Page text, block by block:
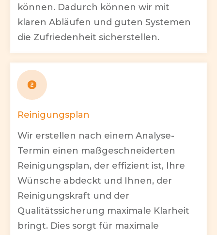
können. Dadurch können wir mit
klaren Abläufen und guten Systemen
die Zufriedenheit sicherstellen.
Reinigungsplan
Wir erstellen nach einem Analyse-
Termin einen maßgeschneiderten
Reinigungsplan, der effizient ist, Ihre
Wünsche abdeckt und Ihnen, der
Reinigungskraft und der
Qualitätssicherung maximale Klarheit
bringt. Dies sorgt für maximale